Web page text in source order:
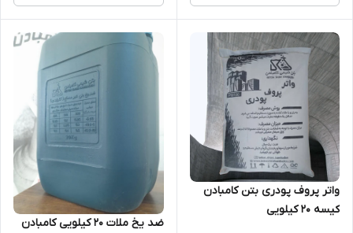
واتر پروف پودری بتن کامبادن
کیسه 20 کیلویی
ضد یخ ملات 20 کیلویی کامبادن